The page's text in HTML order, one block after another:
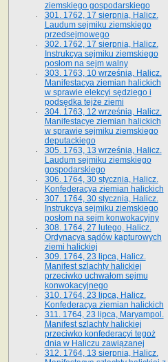
ziemskiego gospodarskiego
301. 1762, 17 sierpnia, Halicz.
Laudum sejmiku ziemskiego
przedsejmowego
302. 1762, 17 sierpnia, Halicz.
Instrukcya sejmiku ziemskiego
posłom na sejm walny
303. 1763, 10 września, Halicz.
Manifestacya ziemian halickich
w sprawie elekcyi sędziego i
podsędka tejże ziemi
304. 1763, 12 września, Halicz.
Manifestacye ziemian halickich
w sprawie sejmiku ziemskiego
deputackiego
305. 1763, 13 września, Halicz.
Laudum sejmiku ziemskiego
gospodarskiego
306. 1764, 30 stycznia, Halicz.
Konfederacya ziemian halickich
307. 1764, 30 stycznia, Halicz.
Instrukcya sejmiku ziemskiego
posłom na sejm konwokacyjny
308. 1764, 27 lutego, Halicz.
Ordynacya sądów kapturowych
ziemi halickiej
309. 1764, 23 lipca, Halicz.
Manifest szlachty halickiej
przeciwko uchwałom sejmu
konwokacyjnego
310. 1764, 23 lipca, Halicz.
Konfederacya ziemian halickich
311. 1764, 23 lipca, Maryampol.
Manifest szlachty halickiej
przeciwko konfederacyi tegoż
dnia w Haliczu zawiązanej
312. 1764, 13 sierpnia, Halicz.